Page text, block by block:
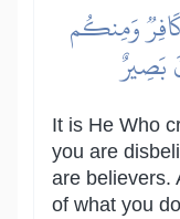
وَمِنكُم
بَصِيرٌ
It is He Who
you are
are believers.
of what you